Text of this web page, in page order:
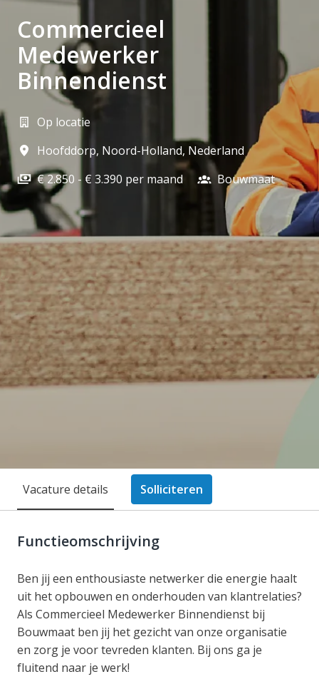
Commercieel
Medewerker
Binnendienst
Op locatie
Hoofddorp, Noord-Holland, Nederland
€ 2.850 - € 3.390 per maand
Bouwmaat
Vacature details Solliciteren
Functieomschrijving
Ben jij een enthousiaste netwerker die energie haalt
uit het opbouwen en onderhouden van klantrelaties?
Als Commercieel Medewerker Binnendienst bij
Bouwmaat ben jij het gezicht van onze organisatie
en zorg je voor tevreden klanten. Bij ons ga je
fluitend naar je werk!